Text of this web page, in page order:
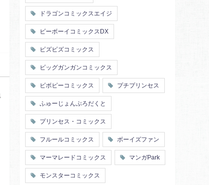
ドラゴンコミックスエイジ
ビーボーイコミックスDX
ビズビズコミックス
ビッグガンガンコミックス
ビボピーコミックス プチプリンセス
ふゅーじょんぷろだくと
プリンセス・コミックス
フルールコミックス ボーイズファン
マーマレードコミックス マンガPark
モンスターコミックス